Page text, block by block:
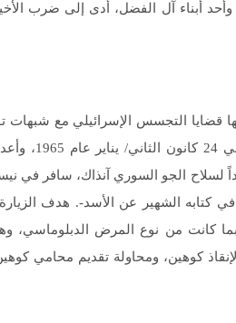
أبناء آل الفضل، أدى إلى ضرب
قضايا التجسس الإسرائيلي مع شبهات
لسلاح الجو السوري آنذاك، سافر في
باتريك سيل في كتابه الشهير عن الأسد-. هدف
كانت من نوع المرض الدبلوماسي،
لإنقاذ كوهين، ومحاولة تقديم محامي